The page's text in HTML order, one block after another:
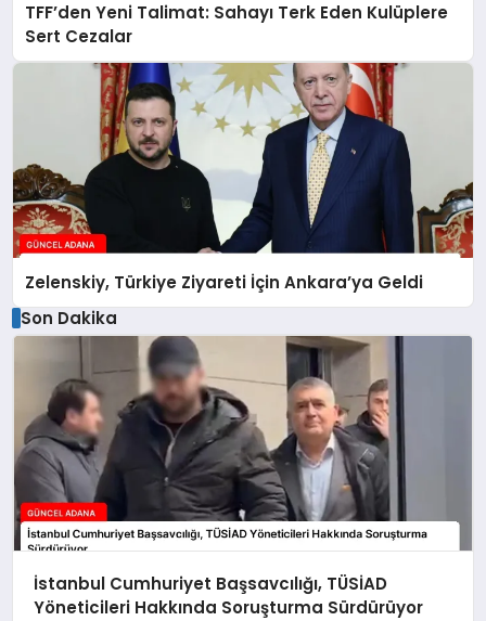
TFF’den Yeni Talimat: Sahayı Terk Eden Kulüplere
Sert Cezalar
Zelenskiy, Türkiye Ziyareti İçin Ankara’ya Geldi
Son Dakika
İstanbul Cumhuriyet Başsavcılığı, TÜSİAD
Yöneticileri Hakkında Soruşturma Sürdürüyor